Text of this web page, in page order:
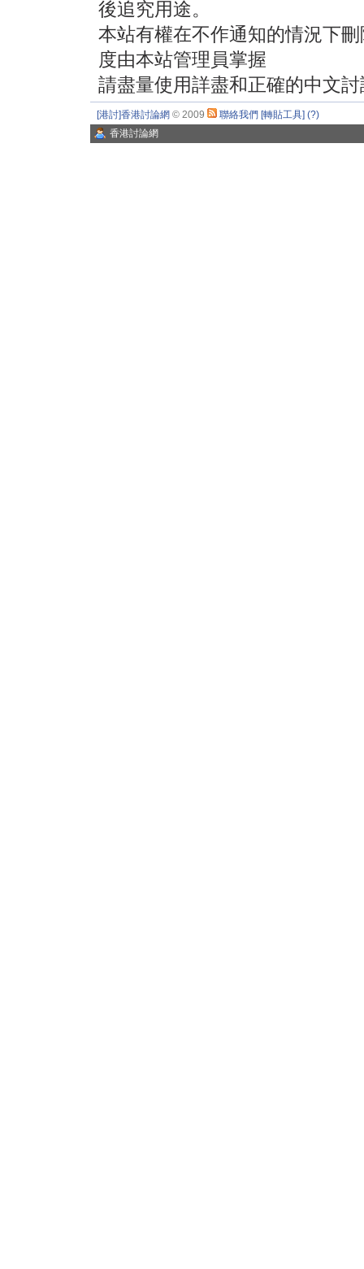
後追究用途。
本站有權在不作通知的情況下
度由本站管理員掌握
請盡量使用詳盡和正確的中文
[港討]香港討論網 © 2009 聯絡我們 [轉貼工具] (?)
香港討論網